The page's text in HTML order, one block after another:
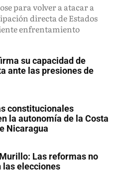
para volver a atacar a
directa de Estados
enfrentamiento
su capacidad de
ante las presiones de
constitucionales
la autonomía de la Costa
Nicaragua
Las reformas no
elecciones